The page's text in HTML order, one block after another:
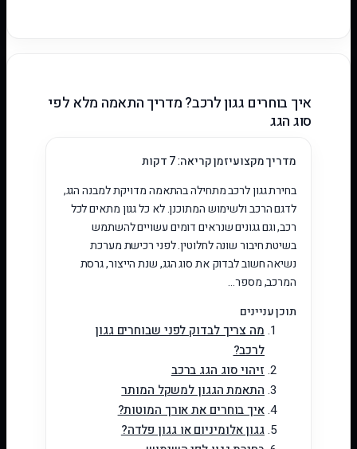
איך בוחרים גגון לרכב? מדריך התאמה מלא לפי
סוג הגג
מדריך מקצועיזמן קריאה: 7 דקות
בחירת גגון לרכב מתחילה בהתאמה מדויקת למבנה הגג,
לדגם הרכב ולשימוש המתוכנן. לא כל גגון מתאים לכל
רכב, וגם גגונים שנראים דומים עשויים להשתמש
בשיטת חיבור שונה לחלוטין. לפני רכישת מערכת
נשיאה חשוב לבדוק את סוג הגג, שנת הייצור, גרסת
המרכב, מספר…
תוכן עניינים
מה צריך לבדוק לפני שבוחרים גגון
לרכב?
זיהוי סוג הגג ברכב
התאמת הגגון למשקל המותר
איך בוחרים את אורך המוטות?
גגון אלומיניום או גגון פלדה?